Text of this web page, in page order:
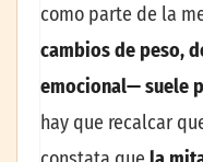
como parte de la
cambios de peso,
emocional— suele
hay que recalcar